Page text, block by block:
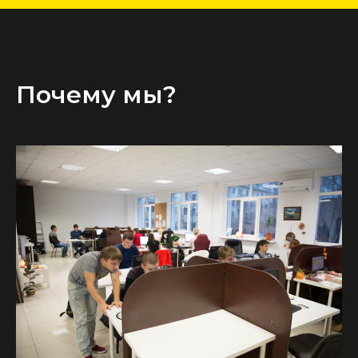
Почему мы?